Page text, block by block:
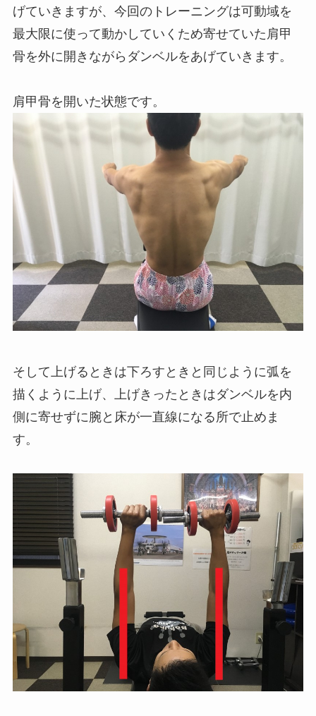
げていきますが、今回のトレーニングは可動域を
最大限に使って動かしていくため寄せていた肩甲
骨を外に開きながらダンベルをあげていきます。
肩甲骨を開いた状態です。
そして上げるときは下ろすときと同じように弧を
描くように上げ、上げきったときはダンベルを内
側に寄せずに腕と床が一直線になる所で止めま
す。